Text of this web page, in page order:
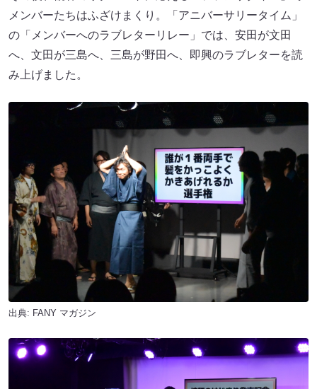
メンバーたちはふざけまくり。「アニバーサリータイム」
の「メンバーへのラブレターリレー」では、安田が文田
へ、文田が三島へ、三島が野田へ、即興のラブレターを読
み上げました。
出典: FANY マガジン